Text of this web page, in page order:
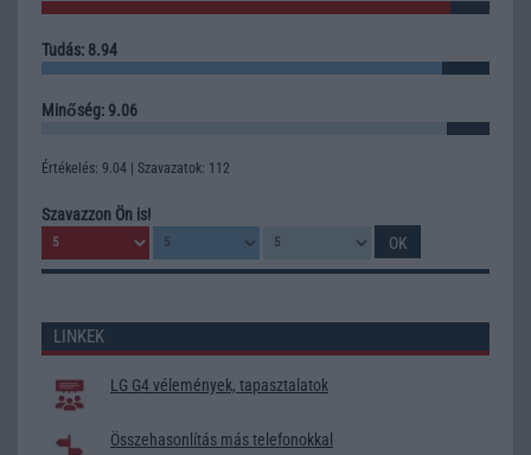
Tudás: 8.94
Minőség: 9.06
Értékelés: 9.04 | Szavazatok: 112
Szavazzon Ön is!
LINKEK
LG G4 vélemények, tapasztalatok
Összehasonlítás más telefonokkal